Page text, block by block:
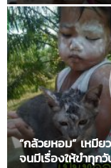
“กล้วยหอม” เหมี
จนมีเรื่องให้ขำทุก